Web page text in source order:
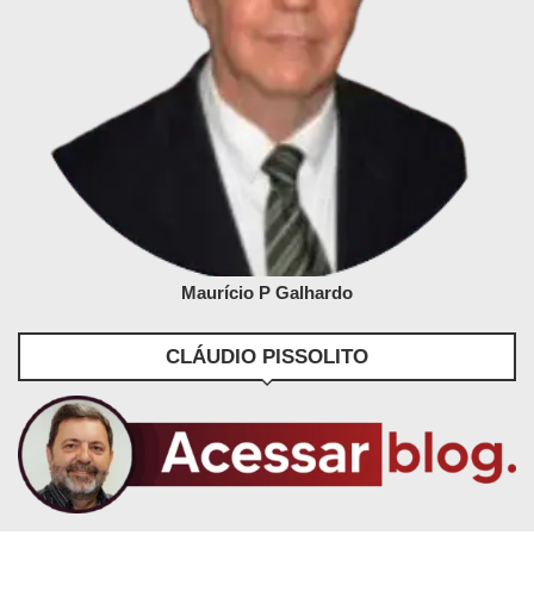
Maurício P Galhardo
CLÁUDIO PISSOLITO